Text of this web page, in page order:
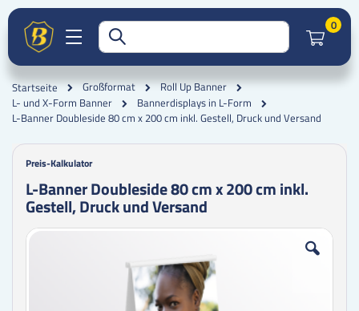
0
Startseite Großformat
Roll Up Banner
L- und X-Form Banner
Bannerdisplays in L-Form
L-Banner Doubleside 80 cm x 200 cm inkl. Gestell, Druck und Versand
Preis-Kalkulator
L-Banner Doubleside 80 cm x 200 cm inkl.
Gestell, Druck und Versand
Zum
Zum